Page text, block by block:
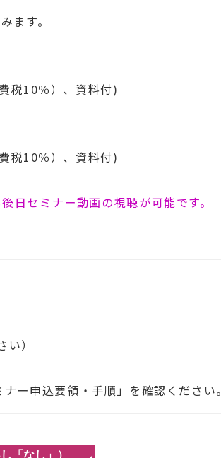
ます。
税10％）、資料付)
税10％）、資料付)
日セミナー動画の視聴が可能です。
）
ー申込要領・手順」を確認ください。